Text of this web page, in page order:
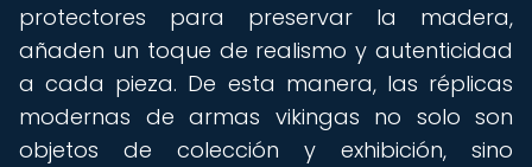
protectores para preservar la madera,
añaden un toque de realismo y autenticidad
a cada pieza. De esta manera, las réplicas
modernas de armas vikingas no solo son
objetos de colección y exhibición, sino